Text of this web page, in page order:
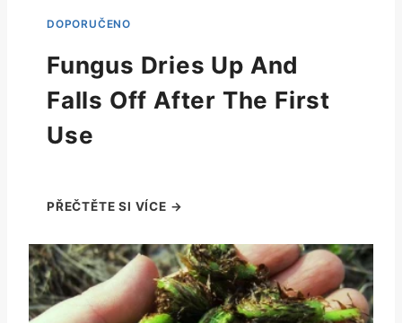
Fungus Dries Up And
Falls Off After The First
Use